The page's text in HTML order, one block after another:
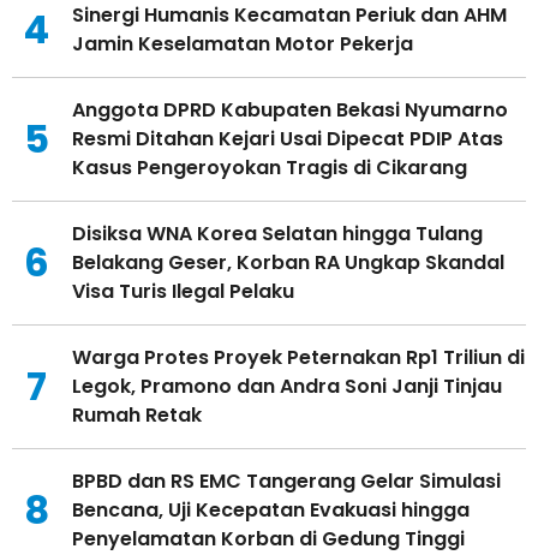
4
Sinergi Humanis Kecamatan Periuk dan AHM
Jamin Keselamatan Motor Pekerja
5
Anggota DPRD Kabupaten Bekasi Nyumarno
Resmi Ditahan Kejari Usai Dipecat PDIP Atas
Kasus Pengeroyokan Tragis di Cikarang
6
Disiksa WNA Korea Selatan hingga Tulang
Belakang Geser, Korban RA Ungkap Skandal
Visa Turis Ilegal Pelaku
7
Warga Protes Proyek Peternakan Rp1 Triliun di
Legok, Pramono dan Andra Soni Janji Tinjau
Rumah Retak
8
BPBD dan RS EMC Tangerang Gelar Simulasi
Bencana, Uji Kecepatan Evakuasi hingga
Penyelamatan Korban di Gedung Tinggi